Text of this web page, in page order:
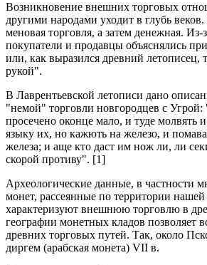
Возникновение внешних торговых
другими народами уходит в глубь веков.
меновая торговля, а затем денежная. Из-
покупатели и продавцы объяснялись
или, как выразился древний летописец,
рукой".
В Лаврентьевской летописи дано
"немой" торговли новгородцев с
просечено оконце мало, и туде молвять
языку их, но кажють на железо, и
железа; и аще кто даст им нож ли, ли
скорой противу". [1]
Археологические данные, в частности
монет, рассеянные по территории
характеризуют внешнюю торговлю в
географии монетных кладов позволяет
древних торговых путей. Так, около
диргем (арабская монета) VII в.